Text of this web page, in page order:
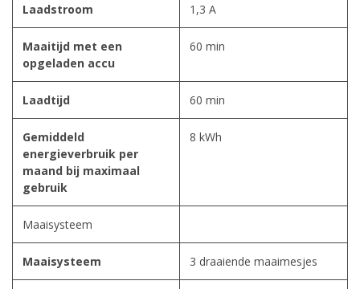
Laadstroom 1,3 A
Maaitijd met een
opgeladen accu
60 min
Laadtijd 60 min
Gemiddeld
energieverbruik per
maand bij maximaal
gebruik
8 kWh
Maaisysteem
Maaisysteem 3 draaiende maaimesjes